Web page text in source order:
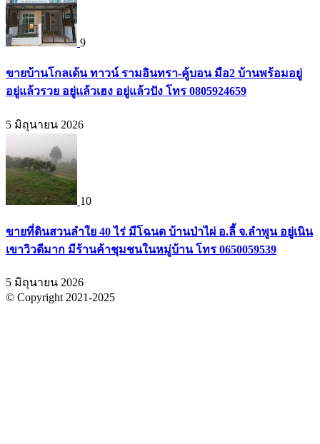
9
ขายบ้านโกลเด้น ทาวน์ รามอินทรา-คู้บอน มือ2 บ้านพร้อมอยู่
อยู่แล้วรวย อยู่แล้วเฮง อยู่แล้วปัง โทร 0805924659
5 มิถุนายน 2026
10
ขายที่ดินสวนลำใย 40 ไร่ มีโฉนด บ้านป่าไผ่ อ.ลี้ จ.ลำพูน อยู่เนิน
เขาวิวดีมาก มีร้านค้าชุมชนในหมู่บ้าน โทร 0650059539
5 มิถุนายน 2026
© Copyright 2021-2025